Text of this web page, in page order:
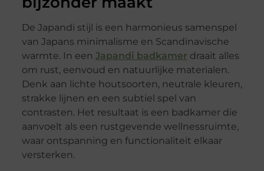
De Japandi stijl is een harmonieus samenspel
van Japans minimalisme en Scandinavische
warmte. In een Japandi badkamer draait alles
om rust, eenvoud en natuurlijke materialen.
Denk aan lichte houtsoorten, neutrale kleuren,
strakke lijnen en een subtiel spel van
contrasten. Het resultaat is een badkamer die
aanvoelt als een rustgevende wellnessruimte,
waar ontspanning en functionaliteit elkaar
versterken.